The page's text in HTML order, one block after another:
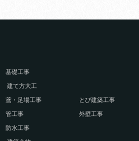
基礎工事
建て方大工
鳶・足場工事
とび建築工事
管工事
外壁工事
防水工事